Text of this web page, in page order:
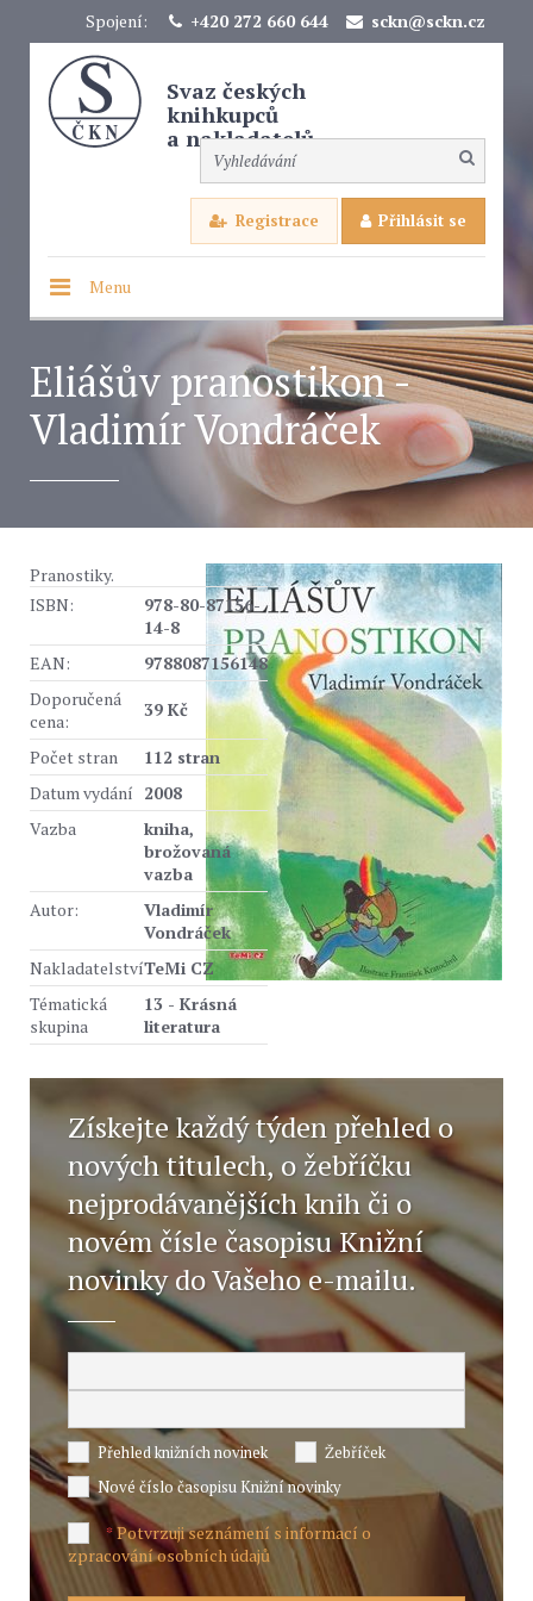
Spojení: +420 272 660 644 sckn@sckn.cz
Svaz českých
knihkupců
a nakladatelů
Registrace Přihlásit se
Menu
Eliášův pranostikon -
Vladimír Vondráček
Pranostiky.
ISBN:
978-80-87156-
14-8
EAN:
9788087156148
Doporučená
cena:
39 Kč
Počet stran
112 stran
Datum vydání 2008
Vazba
kniha,
brožovaná
vazba
Autor:
Vladimír
Vondráček
NakladatelstvíTeMi CZ
Tématická
skupina
13 - Krásná
literatura
Získejte každý týden přehled o
nových titulech, o žebříčku
nejprodávanějších knih či o
novém čísle časopisu Knižní
novinky do Vašeho e-mailu.
Přehled knižních novinek
Žebříček
Nové číslo časopisu Knižní novinky
*Potvrzuji seznámení s informací o
zpracování osobních údajů